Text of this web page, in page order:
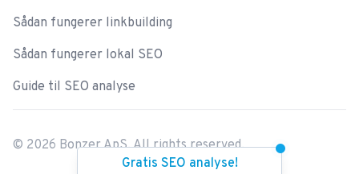
Gratis SEO analyse!
Sådan fungerer linkbuilding
Sådan fungerer lokal SEO
Guide til SEO analyse
© 2026 Bonzer ApS. All rights reserved.